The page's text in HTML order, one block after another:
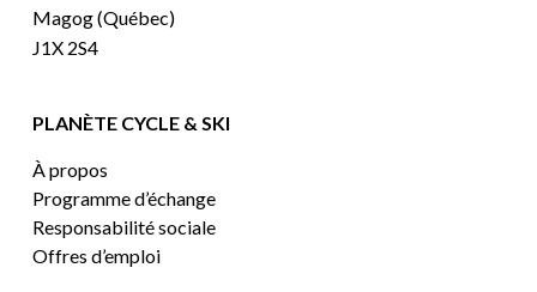
Magog (Québec)
J1X 2S4
PLANÈTE CYCLE & SKI
À propos
Programme d’échange
Responsabilité sociale
Offres d’emploi